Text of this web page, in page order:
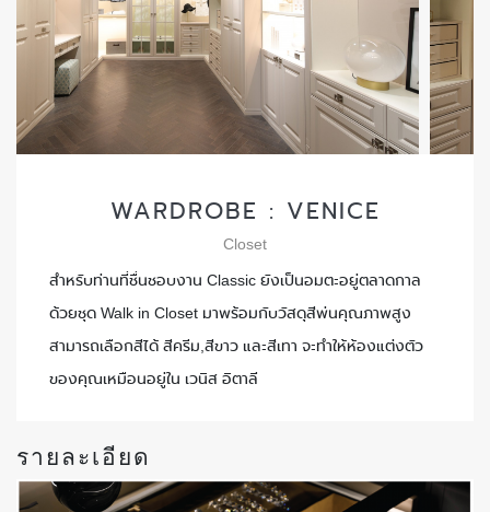
WARDROBE : VENICE
Closet
สำหรับท่านที่ชื่นชอบงาน Classic ยังเป็นอมตะอยู่ตลาดกาล
ด้วยชุด Walk in Closet มาพร้อมกับวัสดุสีพ่นคุณภาพสูง
สามารถเลือกสีได้ สีครีม,สีขาว และสีเทา จะทำให้ห้องแต่งตัว
ของคุณเหมือนอยู่ใน เวนิส อิตาลี
รายละเอียด